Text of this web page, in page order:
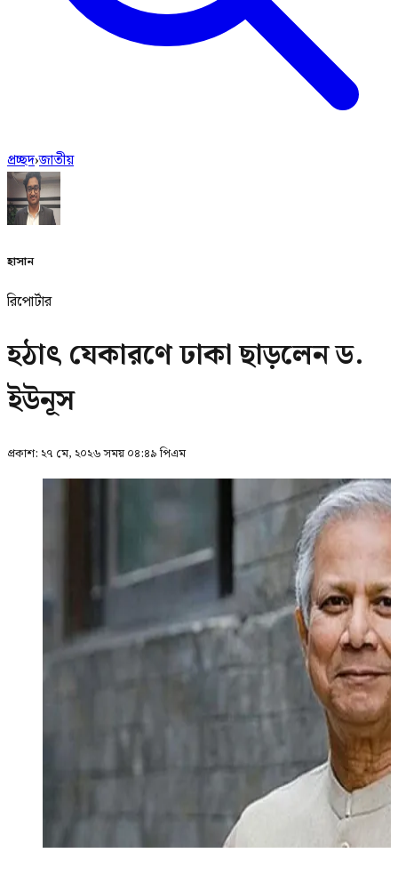
প্রচ্ছদ›জাতীয়
হাসান
রিপোর্টার
হঠাৎ যেকারণে ঢাকা ছাড়লেন ড.
ইউনূস
প্রকাশ: ২৭ মে, ২০২৬ সময় ০৪:৪৯ পিএম